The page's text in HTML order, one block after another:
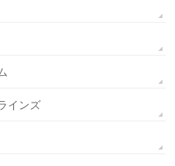
インズ